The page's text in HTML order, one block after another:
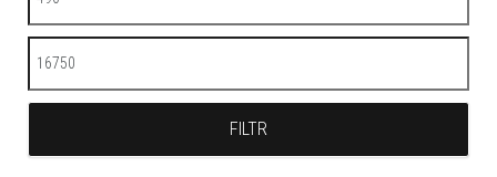
Maximální cena
FILTR